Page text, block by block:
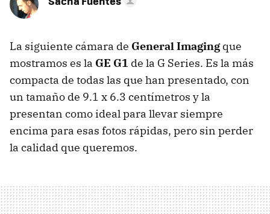
La siguiente cámara de General Imagingque
mostramos es la GE G1 de la G Series. Es la más
compacta de todas las que han presentado, con
un tamaño de 9.1 x 6.3 centímetros y la
presentan como ideal para llevar siempre
encima para esas fotos rápidas, pero sin perder
la calidad que queremos.